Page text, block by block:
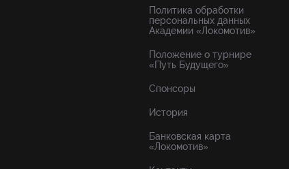
Политика обработки
персональных данных
Академии «Локомотив»
Положение о турнире
«Путь Будущего»
Спонсоры
История
Банковская карта
«Локомотив»